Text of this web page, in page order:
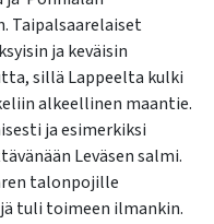
Taipalsaarelaiset
ja keväisin
sillä Lappeelta kulki
alkeellinen maantie.
ja esimerkiksi
Leväsen salmi.
talonpojille
tuli toimeen ilmankin.